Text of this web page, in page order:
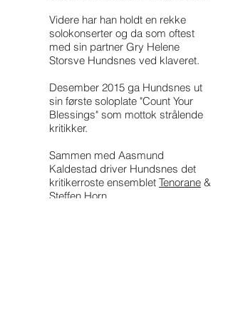
Videre har han holdt en rekke
solokonserter og da som oftest
med sin partner Gry Helene
Storsve Hundsnes ved klaveret.
Desember 2015 ga Hundsnes ut
sin første soloplate "Count Your
Blessings" som mottok strålende
kritikker.
Sammen med Aasmund
Kaldestad driver Hundsnes det
kritikerroste ensemblet Tenorane &
Steffen Horn.